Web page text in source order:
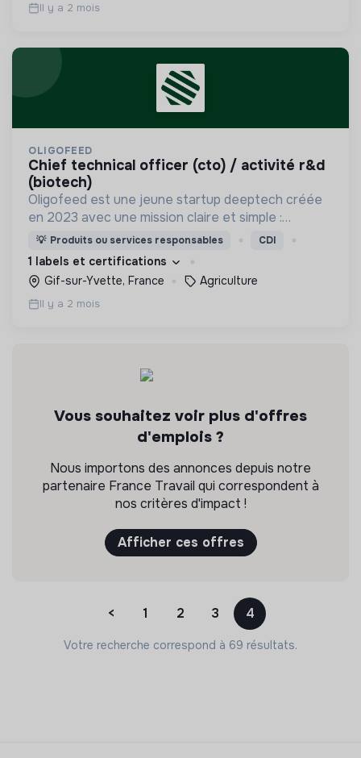
Il y a 2 mois
OLIGOFEED
chief technical officer (cto) / activité r&d
(biotech)
Oligofeed est une jeune startup deeptech créée
en 2023 avec une mission claire et simple :
apporter une réponse positive et pragmatique au
problème de la sur-mortalité de pollinisateurs.
💡 Produits ou services responsables CDI
1 labels et certifications
Gif-sur-Yvette, France
Agriculture
Il y a 2 mois
Vous souhaitez voir plus d'offres
d'emplois ?
Nous importons des annonces depuis notre
partenaire France Travail qui correspondent à
nos critères d'impact !
Afficher ces offres
< 1 2 3 4
Votre recherche correspond à 69 résultats.